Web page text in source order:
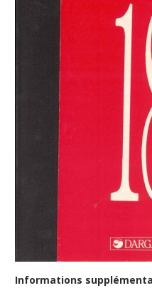
Informations